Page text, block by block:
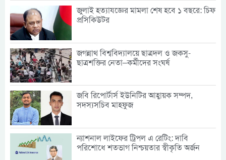
জুলাই হত্যাযজ্ঞের মামলা শেষ হবে ১ বছরে: চিফ
প্রসিকিউটর
জগন্নাথ বিশ্ববিদ্যালয়ে ছাত্রদল ও জকসু-
ছাত্রশক্তির নেতা–কর্মীদের সংঘর্ষ
জবি রিপোর্টার্স ইউনিটির আহ্বায়ক সম্পদ,
সদস্যসচিব মাহফুজ
ন্যাশনাল লাইফের ট্রিপল এ রেটিং: দাবি
পরিশোধে শতভাগ নিশ্চয়তার স্বীকৃতি অর্জন